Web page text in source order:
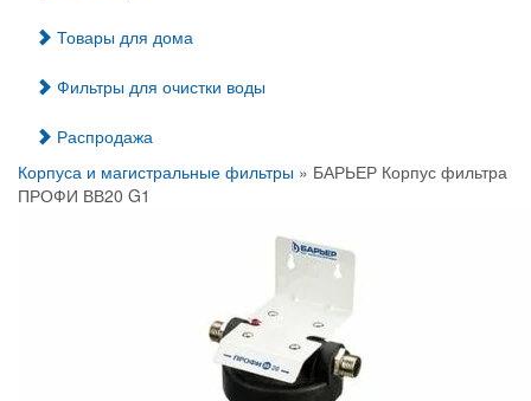
Товары для дома
Фильтры для очистки воды
Распродажа
Корпуса и магистральные фильтры » БАРЬЕР Корпус фильтра
ПРОФИ ВВ20 G1